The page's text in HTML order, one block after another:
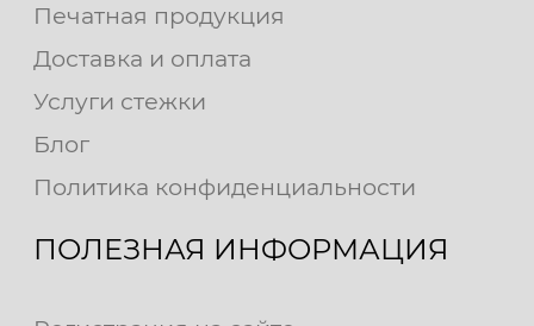
Печатная продукция
Доставка и оплата
Услуги стежки
Блог
Политика конфиденциальности
ПОЛЕЗНАЯ ИНФОРМАЦИЯ